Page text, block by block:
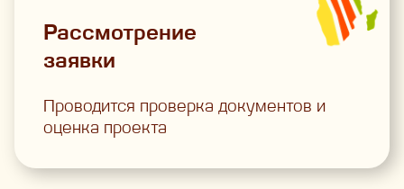
Рассмотрение
заявки
Проводится проверка документов и
оценка проекта